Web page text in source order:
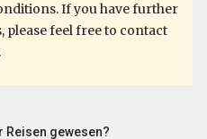
If you have further
please feel free to contact
Reisen gewesen?